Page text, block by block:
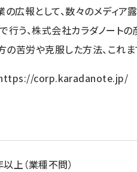
の広報として、数々のメディ
行う、株式会社カラダノート
苦労や克服した方法、これま
corp.karadanote.jp/
上（業種不問）